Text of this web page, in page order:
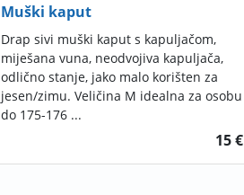
Muški kaput
Drap sivi muški kaput s kapuljačom,
miješana vuna, neodvojiva kapuljača,
odlično stanje, jako malo korišten za
jesen/zimu. Veličina M idealna za osobu
do 175-176 ...
15 €